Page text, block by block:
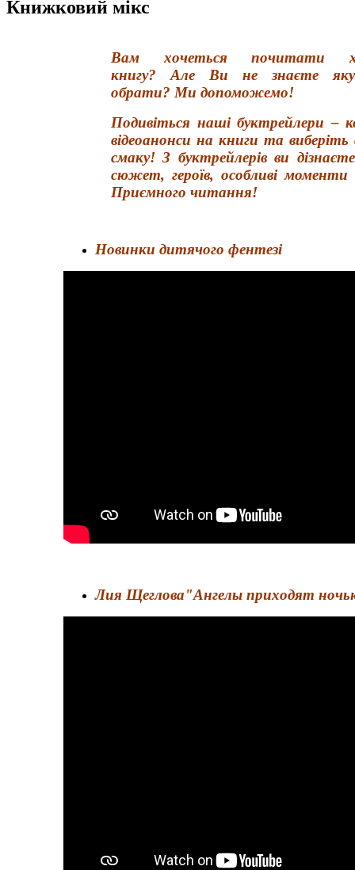
Книжковий мікс
Вам хочеться почитати
книгу? Але Ви не знаєте
обрати? Ми допоможемо!
Подивіться наші буктрейлери –
відеоанонси на книги та виберіть
смаку! З буктрейлерів ви
сюжет, героїв, особливі моменти
Приємного читання!
Новинки дитячого фентезі
Лия Щеглова"Ангелы приходят